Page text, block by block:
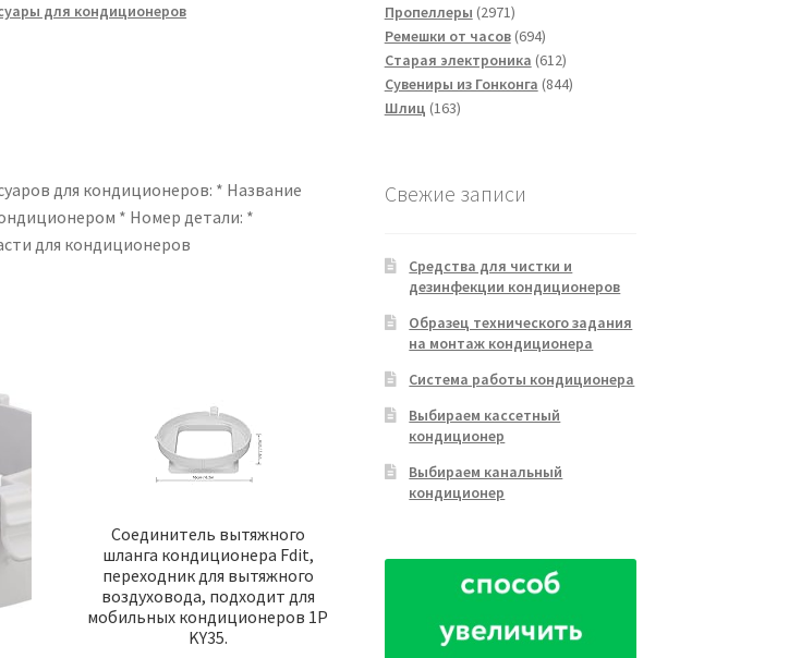
для кондиционеров
для кондиционеров: * Название
* Номер детали: *
для кондиционеров
Соединитель вытяжного
шланга кондиционера Fdit,
переходник для вытяжного
воздуховода, подходит для
мобильных кондиционеров 1P
KY35.
Пропеллеры 29712971
товар
Ремешки от часов 694694
товара
Старая электроника 612612
товаров
Сувениры из Гонконга 844844
Шлиц 163163
Свежие записи
Средства для чистки и
дезинфекции кондиционеров
Образец технического задания
на монтаж кондиционера
Система работы кондиционера
Выбираем кассетный
кондиционер
Выбираем канальный
кондиционер